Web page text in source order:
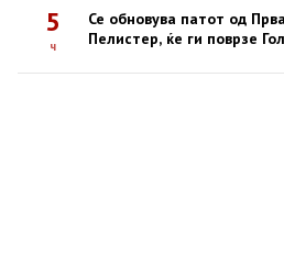
5
ч
Се обновува патот од
Пелистер, ќе ги поврзе